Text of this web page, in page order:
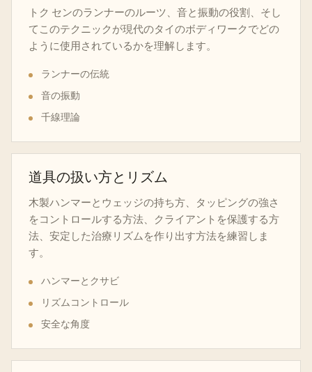
トク センのランナーのルーツ、音と振動の役割、そし
てこのテクニックが現代のタイのボディワークでどの
ように使用されているかを理解します。
ランナーの伝統
音の振動
千線理論
道具の扱い方とリズム
木製ハンマーとウェッジの持ち方、タッピングの強さ
をコントロールする方法、クライアントを保護する方
法、安定した治療リズムを作り出す方法を練習しま
す。
ハンマーとクサビ
リズムコントロール
安全な角度